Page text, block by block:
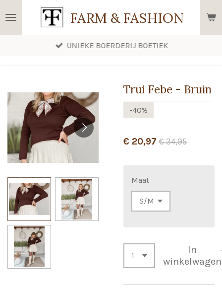
FARM & FASHION
UNIEKE BOERDERIJ BOETIEK
Trui Febe - Bruin
-40%
€ 20,97 € 34,95
Maat
In
winkelwagen